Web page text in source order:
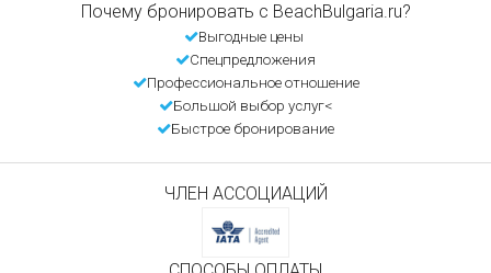
Почему бронировать с BeachBulgaria.ru?
Выгодные цены
Спецпредложения
Профессиональное отношение
Большой выбор услуг<
Быстрое бронирование
ЧЛЕН АССОЦИАЦИЙ